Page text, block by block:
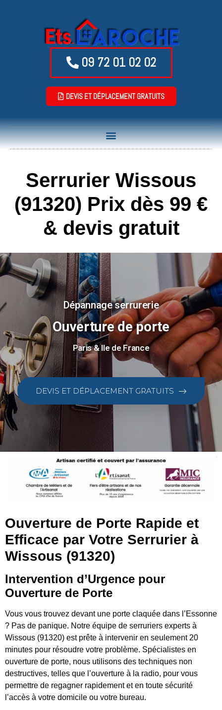
09 72 01 02 02
DEVIS ET DÉPLACEMENT GRATUITS
Serrurier Wissous
(91320) Prix dès 99 €
& devis gratuit
Dépannage serrurerie
Ouverture de porte
Paris & Ile de France
DEVIS ET DÉPLACEMENT GRATUITS
Ouverture de Porte Rapide et
Efficace par Votre Serrurier à
Wissous (91320)
Intervention d’Urgence pour
Ouverture de Porte
Vous vous trouvez devant une porte claquée dans l’Essonne
? Pas de panique. Notre équipe de serruriers experts à
Wissous (91320) est prête à intervenir en seulement 20
minutes pour résoudre votre problème. Spécialistes en
ouverture de porte, nous utilisons des techniques non
destructives, telles que l’ouverture à la radio, pour vous
permettre de regagner rapidement et en toute sécurité
l’accès à votre domicile ou votre bureau.